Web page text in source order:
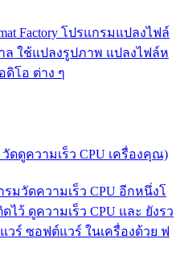
Factory โปรแกรมแปลงไฟล์
ล ใช้แปลงรูปภาพ แปลงไฟล์ห
ดิโอ ต่าง ๆ
ดดูความเร็ว CPU เครื่องคุณ)
มวัดความเร็ว CPU อีกหนึ่งโ
ว้ ดูความเร็ว CPU และ ยังรว
วร์ ซอฟต์แวร์ ในเครื่องด้วย ฟ